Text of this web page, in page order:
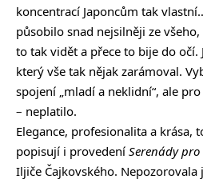
koncentrací Japoncům tak
působilo snad nejsilněji ze
to tak vidět a přece to bije do očí.
který vše tak nějak zarámoval.
spojení „mladí a neklidní“, ale
– neplatilo.
Elegance, profesionalita a krása,
popisují i provedení Serenády
Iljiče Čajkovského. Nepozorovala